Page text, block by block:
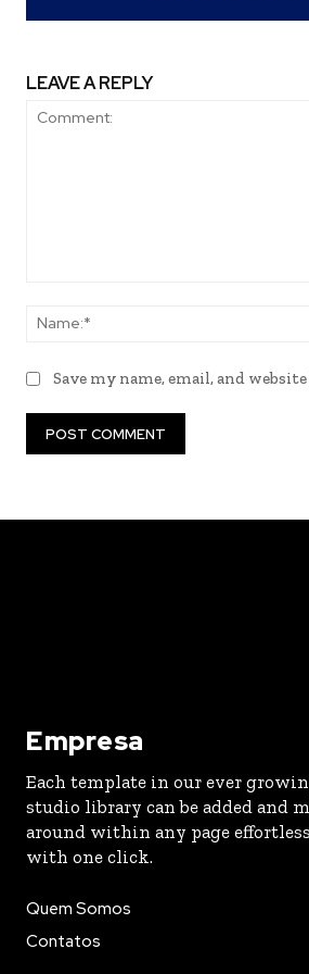
LEAVE A REPLY
Save my name, email, and
Empresa
Each template in our ever
studio library can be added and
around within any page
with one click.
Quem Somos
Contatos